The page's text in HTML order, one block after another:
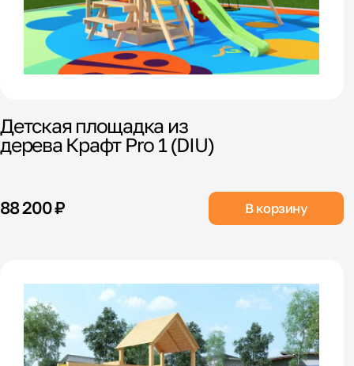
Детская площадка из
дерева Крафт Pro 1 (DIU)
88 200 ₽ В корзину